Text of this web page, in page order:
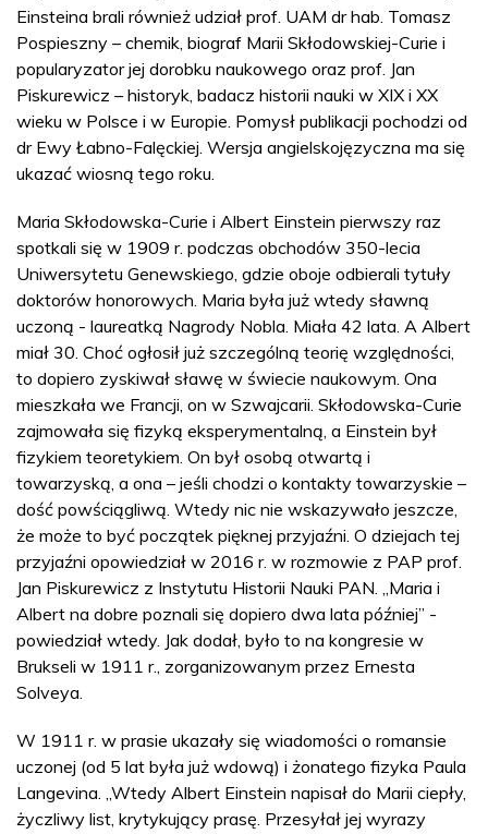
Einsteina brali również udział prof. UAM dr hab. Tomasz
Pospieszny – chemik, biograf Marii Skłodowskiej-Curie i
popularyzator jej dorobku naukowego oraz prof. Jan
Piskurewicz – historyk, badacz historii nauki w XIX i XX
wieku w Polsce i w Europie. Pomysł publikacji pochodzi od
dr Ewy Łabno-Falęckiej. Wersja angielskojęzyczna ma się
ukazać wiosną tego roku.
Maria Skłodowska-Curie i Albert Einstein pierwszy raz
spotkali się w 1909 r. podczas obchodów 350-lecia
Uniwersytetu Genewskiego, gdzie oboje odbierali tytuły
doktorów honorowych. Maria była już wtedy sławną
uczoną - laureatką Nagrody Nobla. Miała 42 lata. A Albert
miał 30. Choć ogłosił już szczególną teorię względności,
to dopiero zyskiwał sławę w świecie naukowym. Ona
mieszkała we Francji, on w Szwajcarii. Skłodowska-Curie
zajmowała się fizyką eksperymentalną, a Einstein był
fizykiem teoretykiem. On był osobą otwartą i
towarzyską, a ona – jeśli chodzi o kontakty towarzyskie –
dość powściągliwą. Wtedy nic nie wskazywało jeszcze,
że może to być początek pięknej przyjaźni. O dziejach tej
przyjaźni opowiedział w 2016 r. w rozmowie z PAP prof.
Jan Piskurewicz z Instytutu Historii Nauki PAN. „Maria i
Albert na dobre poznali się dopiero dwa lata później” -
powiedział wtedy. Jak dodał, było to na kongresie w
Brukseli w 1911 r., zorganizowanym przez Ernesta
Solveya.
W 1911 r. w prasie ukazały się wiadomości o romansie
uczonej (od 5 lat była już wdową) i żonatego fizyka Paula
Langevina. „Wtedy Albert Einstein napisał do Marii ciepły,
życzliwy list, krytykujący prasę. Przesyłał jej wyrazy